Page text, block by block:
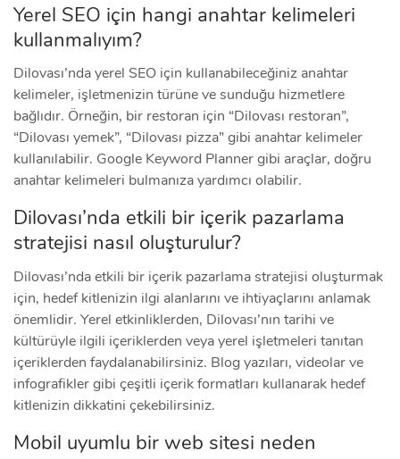
Yerel SEO için hangi anahtar kelimeleri
kullanmalıyım?
Dilovası’nda yerel SEO için kullanabileceğiniz anahtar
kelimeler, işletmenizin türüne ve sunduğu hizmetlere
bağlıdır. Örneğin, bir restoran için “Dilovası restoran”,
“Dilovası yemek”, “Dilovası pizza” gibi anahtar kelimeler
kullanılabilir. Google Keyword Planner gibi araçlar, doğru
anahtar kelimeleri bulmanıza yardımcı olabilir.
Dilovası’nda etkili bir içerik pazarlama
stratejisi nasıl oluşturulur?
Dilovası’nda etkili bir içerik pazarlama stratejisi oluşturmak
için, hedef kitlenizin ilgi alanlarını ve ihtiyaçlarını anlamak
önemlidir. Yerel etkinliklerden, Dilovası’nın tarihi ve
kültürüyle ilgili içeriklerden veya yerel işletmeleri tanıtan
içeriklerden faydalanabilirsiniz. Blog yazıları, videolar ve
infografikler gibi çeşitli içerik formatları kullanarak hedef
kitlenizin dikkatini çekebilirsiniz.
Mobil uyumlu bir web sitesi neden